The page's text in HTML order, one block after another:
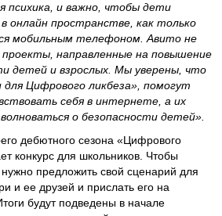
психика, и важно, чтобы дети
онлайн пространстве, как только
мобильным телефоном. Авито не
направленные на повышение
детей и взрослых. Мы уверены, что
для Цифрового ликбеза», помогут
себя в интернете, а их
о безопасности детей».
дебютного сезона «Цифрового
конкурс для школьников. Чтобы
предложить свой сценарий для
и ее друзей и прислать его на
будут подведены в начале